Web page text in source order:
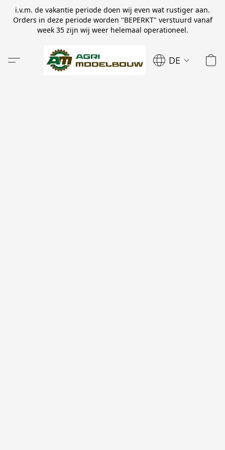
i.v.m. de vakantie periode doen wij even wat rustiger aan.
Orders in deze periode worden ''BEPERKT" verstuurd vanaf
week 35 zijn wij weer helemaal operationeel.
DE